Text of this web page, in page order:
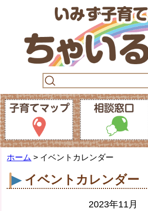
ホーム > イベントカレンダー
イベントカレンダー
2023年11月